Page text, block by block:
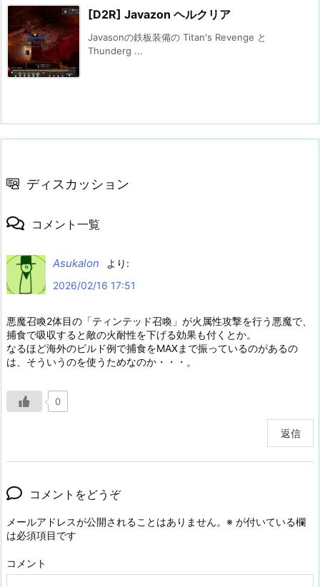
[D2R] Javazon ヘルクリア
Javasonの鉄板装備の Titan's Revenge と
Thunderg ...
ディスカッション
コメント一覧
Asukalon
より:
2026/02/16 17:51
悪魔召喚2体目の「ティンテッド召喚」が火属性攻撃を行う悪魔で、
捕食で吸収すると敵の火耐性を下げる効果も付くとか。
なるほど海外のビルド例で捕食をMAXまで振っているのがあるの
は、そういうのを使うためなのか・・・。
0
返信
コメントをどうぞ
メールアドレスが公開されることはありません。 ※ が付いている欄
は必須項目です
コメント